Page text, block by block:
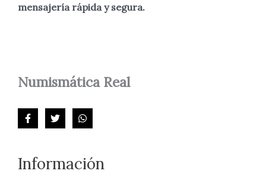
mensajería rápida y segura.
NumismáticaReal
Información